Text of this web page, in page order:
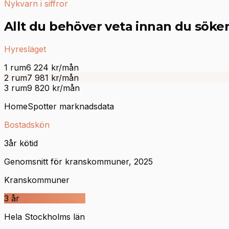
Nykvarn i siffror
Allt du behöver veta innan du söker
Hyresläget
1 rum6 224 kr/mån
2 rum7 981 kr/mån
3 rum9 820 kr/mån
HomeSpotter marknadsdata
Bostadskön
3år kötid
Genomsnitt för kranskommuner, 2025
Kranskommuner
3 år
Hela Stockholms län